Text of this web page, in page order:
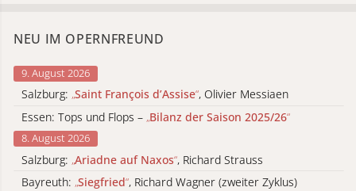
NEU IM OPERNFREUND
9. August 2026
Salzburg: „Saint François d’Assise“, Olivier Messiaen
Essen: Tops und Flops – „Bilanz der Saison 2025/26“
8. August 2026
Salzburg: „Ariadne auf Naxos“, Richard Strauss
Bayreuth: „Siegfried“, Richard Wagner (zweiter Zyklus)